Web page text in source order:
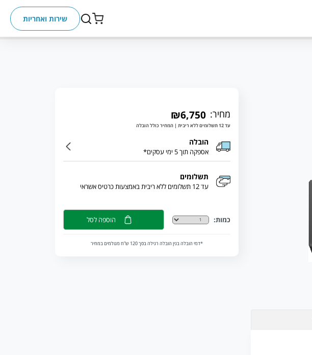
שירות ואחריות
מחיר: ₪6,750
עד 12 תשלומים ללא ריבית | המחיר כולל הובלה
הובלה
אספקה תוך 5 ימי עסקים*
תשלומים
עד 12 תשלומים ללא ריבית באמצעות כרטיס אשראי
כמות: הוספה לסל
*דמי הובלה בגין הובלה רגילה בסך 120 ש”ח מגולמים במחיר